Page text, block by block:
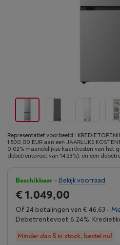
Representatief voorbeeld :
1.500,00 EUR aan een JAARLIJKS
0,02% maandelijkse kaartkosten van het
debetrentevoet van 14,23%), en een
Beschikbaar - Bekijk voorraad
€ 1.049,00
Of 24 betalingen van € 46,63 -
Debetrentevoet 6,24%,
Minder dan 5 in stock, bestel nu!